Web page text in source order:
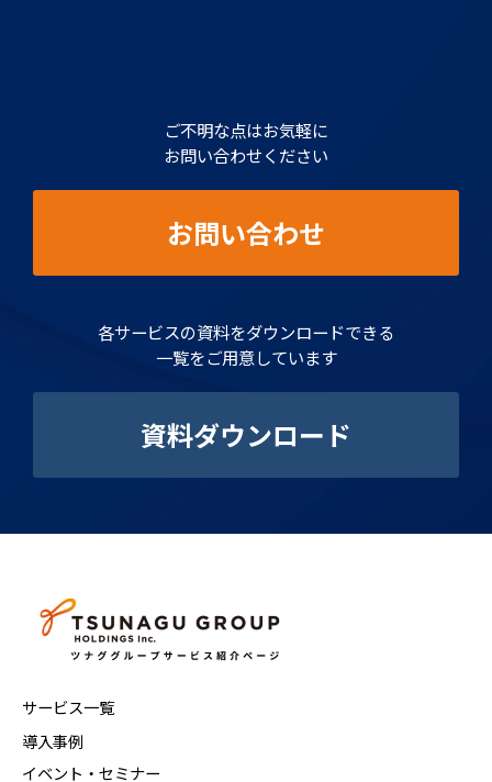
ご不明な点はお気軽に
お問い合わせください
お問い合わせ
各サービスの資料をダウンロードできる
一覧をご用意しています
資料ダウンロード
サービス一覧
導入事例
イベント・セミナー